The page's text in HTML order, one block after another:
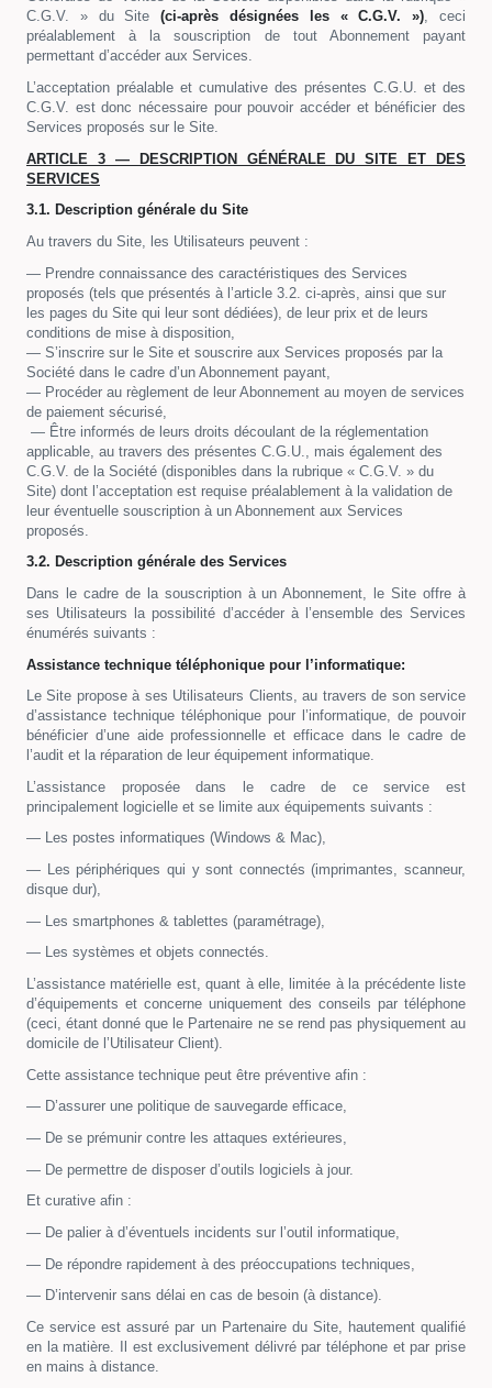
C.G.V. » du Site(ci-après désignées les « C.G.V. »), ceci
préalablement à la souscription de tout Abonnement payant
permettant d’accéder aux Services.
L’acceptation préalable et cumulative des présentes C.G.U. et des
C.G.V. est donc nécessaire pour pouvoir accéder et bénéficier des
Services proposés sur le Site.
ARTICLE 3 — DESCRIPTION GÉNÉRALE DU SITE ET DES
SERVICES
3.1. Description générale du Site
Au travers du Site, les Utilisateurs peuvent :
— Prendre connaissance des caractéristiques des Services
proposés (tels que présentés à l’article 3.2. ci-après, ainsi que sur
les pages du Site qui leur sont dédiées), de leur prix et de leurs
conditions de mise à disposition,
— S’inscrire sur le Site et souscrire aux Services proposés par la
Société dans le cadre d’un Abonnement payant,
— Procéder au règlement de leur Abonnement au moyen de services
de paiement sécurisé,
— Être informés de leurs droits découlant de la réglementation
applicable, au travers des présentes C.G.U., mais également des
C.G.V. de la Société (disponibles dans la rubrique « C.G.V. » du
Site) dont l’acceptation est requise préalablement à la validation de
leur éventuelle souscription à un Abonnement aux Services
proposés.
3.2. Description générale des Services
Dans le cadre de la souscription à un Abonnement, le Site offre à
ses Utilisateurs la possibilité d’accéder à l’ensemble des Services
énumérés suivants :
Assistance technique téléphonique pour l’informatique:
Le Site propose à ses Utilisateurs Clients, au travers de son service
d’assistance technique téléphonique pour l’informatique, de pouvoir
bénéficier d’une aide professionnelle et efficace dans le cadre de
l’audit et la réparation de leur équipement informatique.
L’assistance proposée dans le cadre de ce service est
principalement logicielle et se limite aux équipements suivants :
— Les postes informatiques (Windows & Mac),
— Les périphériques qui y sont connectés (imprimantes, scanneur,
disque dur),
— Les smartphones & tablettes (paramétrage),
— Les systèmes et objets connectés.
L’assistance matérielle est, quant à elle, limitée à la précédente liste
d’équipements et concerne uniquement des conseils par téléphone
(ceci, étant donné que le Partenaire ne se rend pas physiquement au
domicile de l’Utilisateur Client).
Cette assistance technique peut être préventive afin :
— D’assurer une politique de sauvegarde efficace,
— De se prémunir contre les attaques extérieures,
— De permettre de disposer d’outils logiciels à jour.
Et curative afin :
— De palier à d’éventuels incidents sur l’outil informatique,
— De répondre rapidement à des préoccupations techniques,
— D’intervenir sans délai en cas de besoin (à distance).
Ce service est assuré par un Partenaire du Site, hautement qualifié
en la matière. Il est exclusivement délivré par téléphone et par prise
en mains à distance.